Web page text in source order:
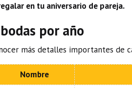
en tu aniversario de pareja.
por año
más detalles importantes de
Nombre